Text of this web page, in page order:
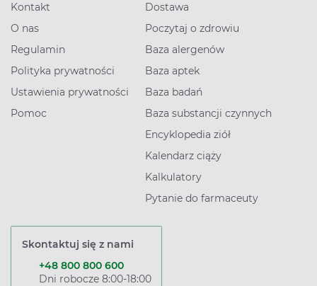
Kontakt
O nas
Regulamin
Polityka prywatności
Ustawienia prywatności
Pomoc
Dostawa
Poczytaj o zdrowiu
Baza alergenów
Baza aptek
Baza badań
Baza substancji czynnych
Encyklopedia ziół
Kalendarz ciąży
Kalkulatory
Pytanie do farmaceuty
Skontaktuj się z nami
+48 800 800 600
Dni robocze 8:00-18:00